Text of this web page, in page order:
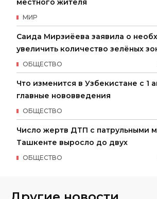
местного жителя
МИР
Саида Мирзиёева заявила о
увеличить количество зелёных
ОБЩЕСТВО
Что изменится в Узбекистане с 1
главные нововведения
ОБЩЕСТВО
Число жертв ДТП с патрульными
Ташкенте выросло до двух
ОБЩЕСТВО